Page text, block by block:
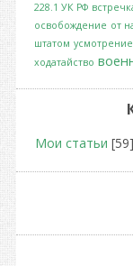
228.1 УК РФ
освобождение от
штатом усмотрение
ходатайство
Мои статьи [59]